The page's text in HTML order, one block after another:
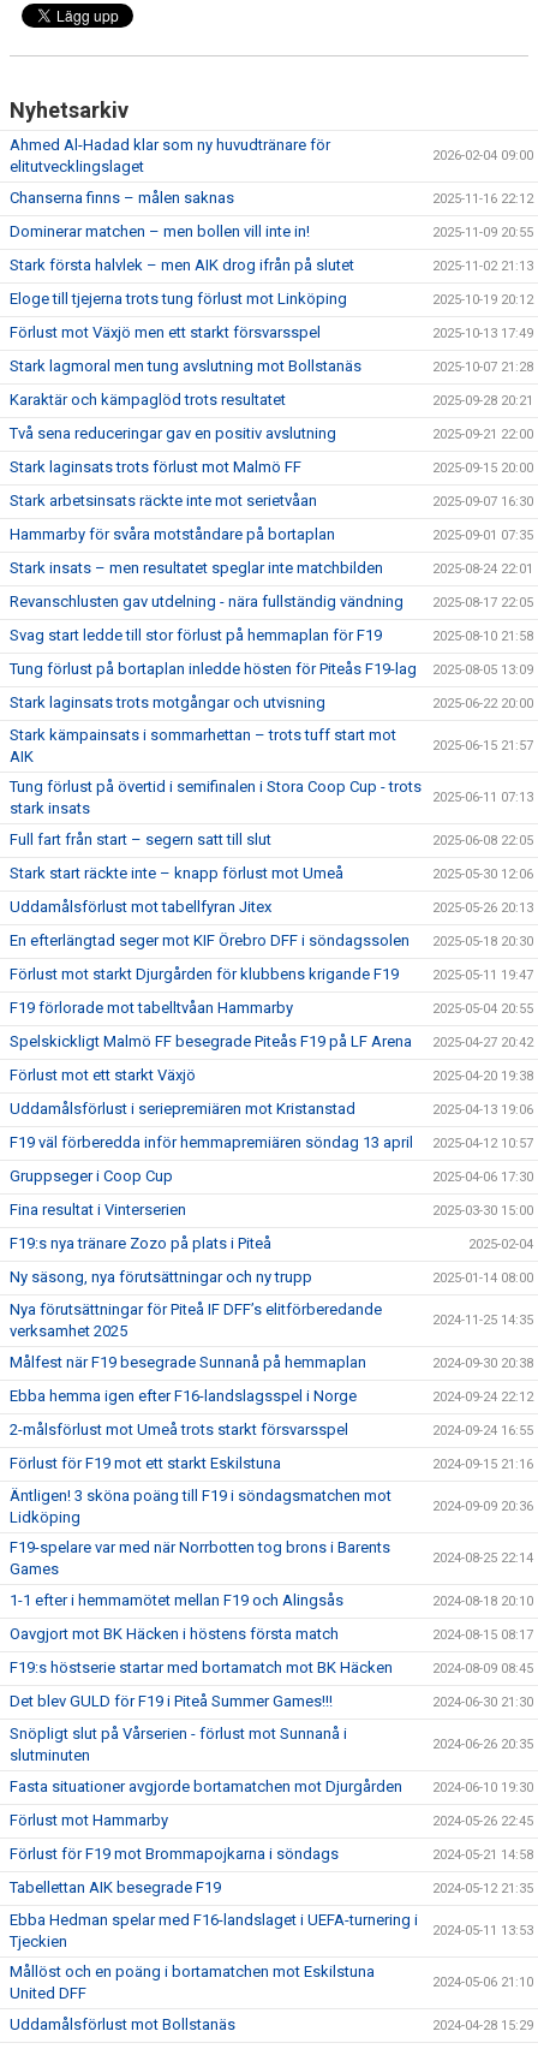
Nyhetsarkiv
Ahmed Al-Hadad klar som ny huvudtränare för
elitutvecklingslaget
2026-02-04 09:00
Chanserna finns – målen saknas 2025-11-16 22:12
Dominerar matchen – men bollen vill inte in! 2025-11-09 20:55
Stark första halvlek – men AIK drog ifrån på slutet 2025-11-02 21:13
Eloge till tjejerna trots tung förlust mot Linköping 2025-10-19 20:12
Förlust mot Växjö men ett starkt försvarsspel 2025-10-13 17:49
Stark lagmoral men tung avslutning mot Bollstanäs 2025-10-07 21:28
Karaktär och kämpaglöd trots resultatet 2025-09-28 20:21
Två sena reduceringar gav en positiv avslutning 2025-09-21 22:00
Stark laginsats trots förlust mot Malmö FF 2025-09-15 20:00
Stark arbetsinsats räckte inte mot serietvåan 2025-09-07 16:30
Hammarby för svåra motståndare på bortaplan 2025-09-01 07:35
Stark insats – men resultatet speglar inte matchbilden 2025-08-24 22:01
Revanschlusten gav utdelning - nära fullständig vändning 2025-08-17 22:05
Svag start ledde till stor förlust på hemmaplan för F19 2025-08-10 21:58
Tung förlust på bortaplan inledde hösten för Piteås F19-lag 2025-08-05 13:09
Stark laginsats trots motgångar och utvisning 2025-06-22 20:00
Stark kämpainsats i sommarhettan – trots tuff start mot
AIK
2025-06-15 21:57
Tung förlust på övertid i semifinalen i Stora Coop Cup - trots
stark insats
2025-06-11 07:13
Full fart från start – segern satt till slut 2025-06-08 22:05
Stark start räckte inte – knapp förlust mot Umeå 2025-05-30 12:06
Uddamålsförlust mot tabellfyran Jitex 2025-05-26 20:13
En efterlängtad seger mot KIF Örebro DFF i söndagssolen 2025-05-18 20:30
Förlust mot starkt Djurgården för klubbens krigande F19 2025-05-11 19:47
F19 förlorade mot tabelltvåan Hammarby 2025-05-04 20:55
Spelskickligt Malmö FF besegrade Piteås F19 på LF Arena 2025-04-27 20:42
Förlust mot ett starkt Växjö 2025-04-20 19:38
Uddamålsförlust i seriepremiären mot Kristanstad 2025-04-13 19:06
F19 väl förberedda inför hemmapremiären söndag 13 april 2025-04-12 10:57
Gruppseger i Coop Cup 2025-04-06 17:30
Fina resultat i Vinterserien 2025-03-30 15:00
F19:s nya tränare Zozo på plats i Piteå 2025-02-04
Ny säsong, nya förutsättningar och ny trupp 2025-01-14 08:00
Nya förutsättningar för Piteå IF DFF’s elitförberedande
verksamhet 2025
2024-11-25 14:35
Målfest när F19 besegrade Sunnanå på hemmaplan 2024-09-30 20:38
Ebba hemma igen efter F16-landslagsspel i Norge 2024-09-24 22:12
2-målsförlust mot Umeå trots starkt försvarsspel 2024-09-24 16:55
Förlust för F19 mot ett starkt Eskilstuna 2024-09-15 21:16
Äntligen! 3 sköna poäng till F19 i söndagsmatchen mot
Lidköping
2024-09-09 20:36
F19-spelare var med när Norrbotten tog brons i Barents
Games
2024-08-25 22:14
1-1 efter i hemmamötet mellan F19 och Alingsås 2024-08-18 20:10
Oavgjort mot BK Häcken i höstens första match 2024-08-15 08:17
F19:s höstserie startar med bortamatch mot BK Häcken 2024-08-09 08:45
Det blev GULD för F19 i Piteå Summer Games!!! 2024-06-30 21:30
Snöpligt slut på Vårserien - förlust mot Sunnanå i
slutminuten
2024-06-26 20:35
Fasta situationer avgjorde bortamatchen mot Djurgården 2024-06-10 19:30
Förlust mot Hammarby 2024-05-26 22:45
Förlust för F19 mot Brommapojkarna i söndags 2024-05-21 14:58
Tabellettan AIK besegrade F19 2024-05-12 21:35
Ebba Hedman spelar med F16-landslaget i UEFA-turnering i
Tjeckien
2024-05-11 13:53
Mållöst och en poäng i bortamatchen mot Eskilstuna
United DFF
2024-05-06 21:10
Uddamålsförlust mot Bollstanäs 2024-04-28 15:29